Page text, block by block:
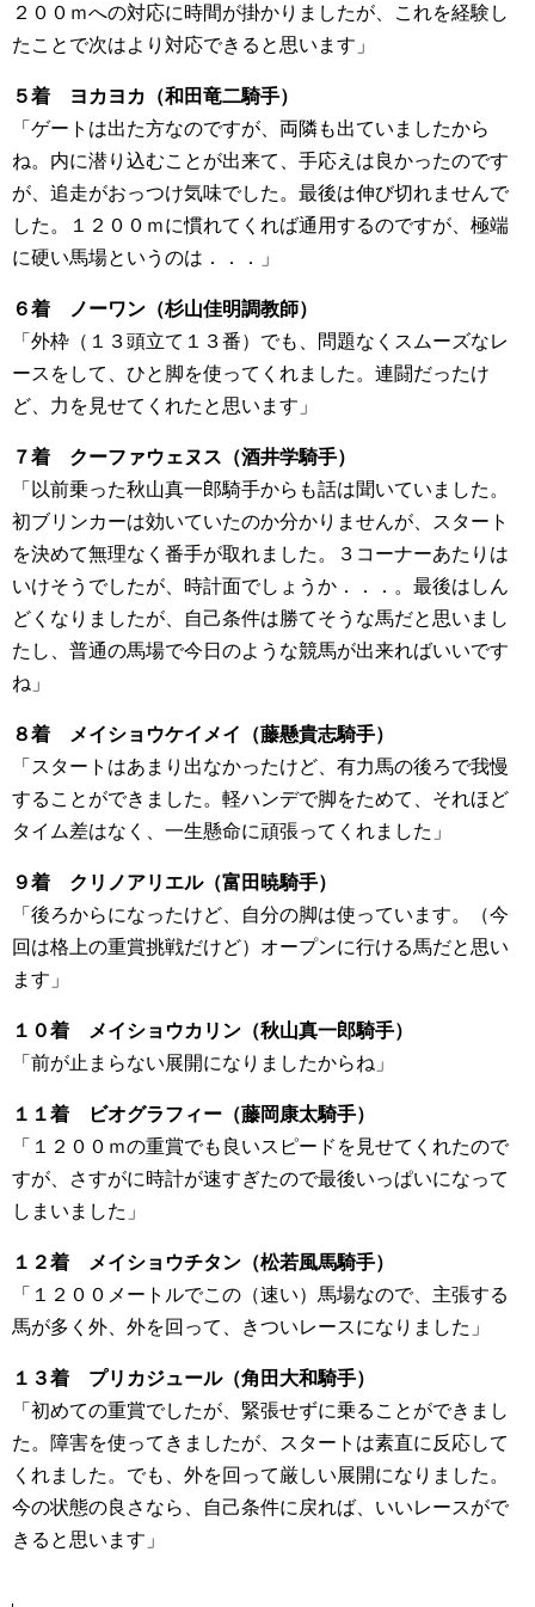
２００ｍへの対応に時間が掛かりましたが、これを経験し
たことで次はより対応できると思います」
５着 ヨカヨカ（和田竜二騎手）
「ゲートは出た方なのですが、両隣も出ていましたから
ね。内に潜り込むことが出来て、手応えは良かったのです
が、追走がおっつけ気味でした。最後は伸び切れませんで
した。１２００ｍに慣れてくれば通用するのですが、極端
に硬い馬場というのは．．．」
６着 ノーワン（杉山佳明調教師）
「外枠（１３頭立て１３番）でも、問題なくスムーズなレ
ースをして、ひと脚を使ってくれました。連闘だったけ
ど、力を見せてくれたと思います」
７着 クーファウェヌス（酒井学騎手）
「以前乗った秋山真一郎騎手からも話は聞いていました。
初ブリンカーは効いていたのか分かりませんが、スタート
を決めて無理なく番手が取れました。３コーナーあたりは
いけそうでしたが、時計面でしょうか．．．。最後はしん
どくなりましたが、自己条件は勝てそうな馬だと思いまし
たし、普通の馬場で今日のような競馬が出来ればいいです
ね」
８着 メイショウケイメイ（藤懸貴志騎手）
「スタートはあまり出なかったけど、有力馬の後ろで我慢
することができました。軽ハンデで脚をためて、それほど
タイム差はなく、一生懸命に頑張ってくれました」
９着 クリノアリエル（富田暁騎手）
「後ろからになったけど、自分の脚は使っています。（今
回は格上の重賞挑戦だけど）オープンに行ける馬だと思い
ます」
１０着 メイショウカリン（秋山真一郎騎手）
「前が止まらない展開になりましたからね」
１１着 ビオグラフィー（藤岡康太騎手）
「１２００ｍの重賞でも良いスピードを見せてくれたので
すが、さすがに時計が速すぎたので最後いっぱいになって
しまいました」
１２着 メイショウチタン（松若風馬騎手）
「１２００メートルでこの（速い）馬場なので、主張する
馬が多く外、外を回って、きついレースになりました」
１３着 プリカジュール（角田大和騎手）
「初めての重賞でしたが、緊張せずに乗ることができまし
た。障害を使ってきましたが、スタートは素直に反応して
くれました。でも、外を回って厳しい展開になりました。
今の状態の良さなら、自己条件に戻れば、いいレースがで
きると思います」